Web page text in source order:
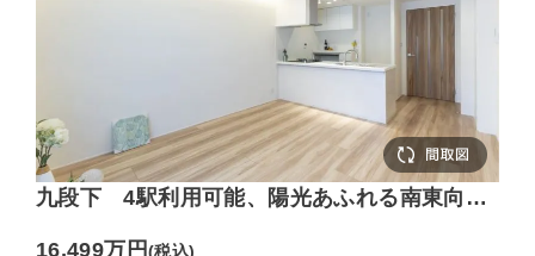
九段下 4駅利用可能、陽光あふれる南東向き
16,499万円(税込)